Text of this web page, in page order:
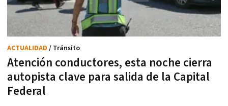
Atención conductores, esta noche cierra
autopista clave para salida de la Capital
Federal
ACTUALIDAD / Tránsito